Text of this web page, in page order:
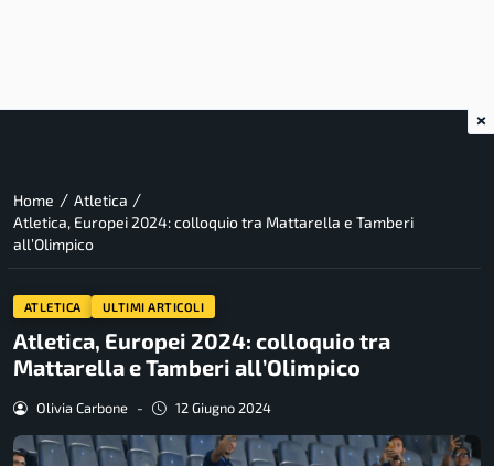
Home / Atletica /
Atletica, Europei 2024: colloquio tra Mattarella e Tamberi
all’Olimpico
ATLETICA ULTIMI ARTICOLI
Atletica, Europei 2024: colloquio tra
Mattarella e Tamberi all’Olimpico
Olivia Carbone - 12 Giugno 2024
×